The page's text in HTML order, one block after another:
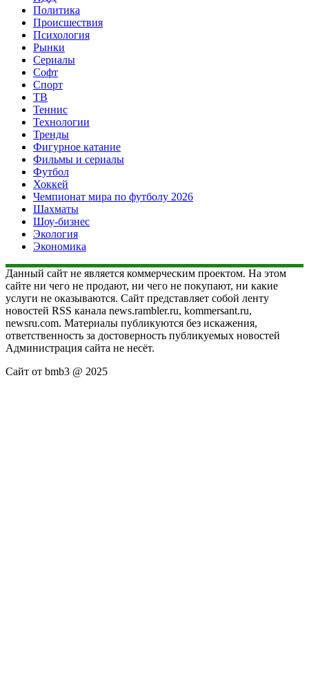
Политика
Происшествия
Психология
Рынки
Сериалы
Софт
Спорт
ТВ
Теннис
Технологии
Тренды
Фигурное катание
Фильмы и сериалы
Футбол
Хоккей
Чемпионат мира по футболу 2026
Шахматы
Шоу-бизнес
Экология
Экономика
Данный сайт не является коммерческим проектом. На этом
сайте ни чего не продают, ни чего не покупают, ни какие
услуги не оказываются. Сайт представляет собой ленту
новостей RSS канала news.rambler.ru, kommersant.ru,
newsru.com. Материалы публикуются без искажения,
ответственность за достоверность публикуемых новостей
Администрация сайта не несёт.
Сайт от bmb3 @ 2025